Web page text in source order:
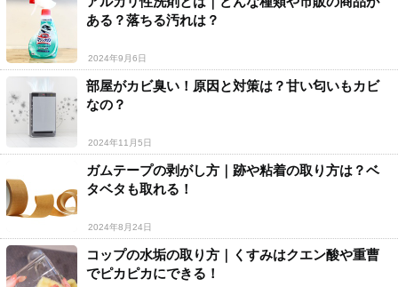
ある？落ちる汚れは？
2024年9月6日
部屋がカビ臭い！原因と対策は？甘い匂いもカビ
なの？
2024年11月5日
ガムテープの剥がし方｜跡や粘着の取り方は？ベ
タベタも取れる！
2024年8月24日
コップの水垢の取り方｜くすみはクエン酸や重曹
でピカピカにできる！